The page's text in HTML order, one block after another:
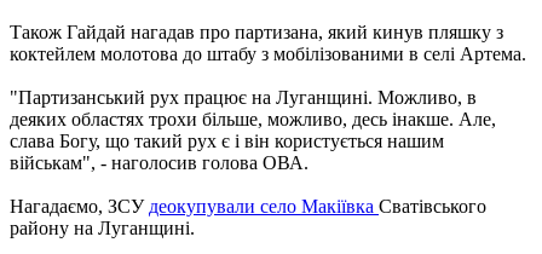
Також Гайдай нагадав про партизана, який кинув пляшку з
коктейлем молотова до штабу з мобілізованими в селі Артема.
"Партизанський рух працює на Луганщині. Можливо, в
деяких областях трохи більше, можливо, десь інакше. Але,
слава Богу, що такий рух є і він користується нашим
військам", - наголосив голова ОВА.
Нагадаємо, ЗСУ деокупували село Макіївка Сватівського
району на Луганщині.